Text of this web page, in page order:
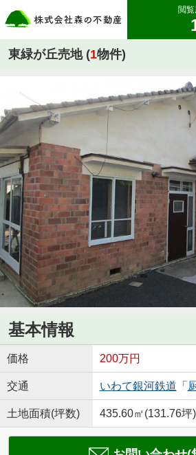
閲
東緑が丘売地 (1物件)
基本情報
価格 200万円
交通 いわて銀河鉄道 「
土地面積(坪数) 435.60㎡(131.76坪)